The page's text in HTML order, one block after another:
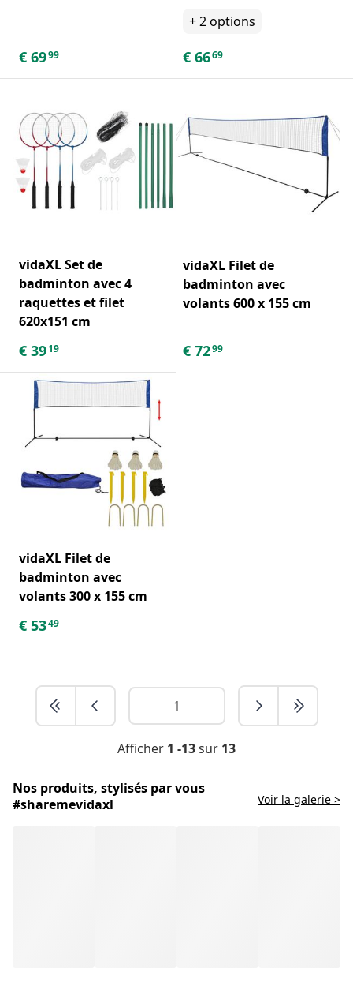
€ 6999
+2options
€ 6669
vidaXL Set de
badminton avec 4
raquettes et filet
620x151 cm
€ 3919
vidaXL Filet de
badminton avec
volants 600 x 155 cm
€ 7299
vidaXL Filet de
badminton avec
volants 300 x 155 cm
€ 5349
Afficher 1 -13sur 13
Nos produits, stylisés par vous
#sharemevidaxl
Voir la galerie >